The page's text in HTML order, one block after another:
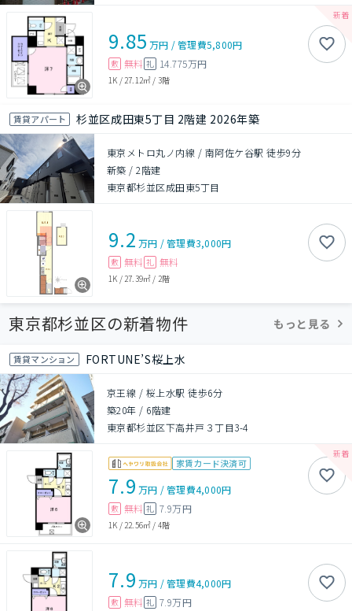
9.85 万円 /管理費5,800円
敷 無料 礼 14.775万円
1K / 27.12㎡ / 3階
賃貸アパート 杉並区成田東5丁目 2階建 2026年築
東京メトロ丸ノ内線 / 南阿佐ケ谷駅 徒歩9分
新築 /2階建
東京都杉並区成田東5丁目
9.2 万円 /管理費3,000円
敷 無料 礼 無料
1K / 27.39㎡ / 2階
東京都杉並区の新着物件 もっと見る
賃貸マンション FORTUNE’S桜上水
京王線 / 桜上水駅 徒歩6分
築20年 / 6階建
東京都杉並区下高井戸３丁目3-4
家賃カード決済可
7.9 万円 /管理費4,000円
敷 無料 礼 7.9万円
1K /22.56㎡ / 4階
7.9 万円 /管理費4,000円
敷 無料 礼 7.9万円